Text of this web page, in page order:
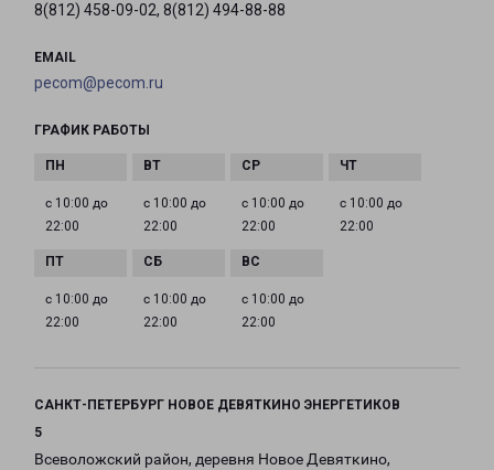
8(812) 458-09-02, 8(812) 494-88-88
EMAIL
pecom@pecom.ru
ГРАФИК РАБОТЫ
с 10:00 до
22:00
с 10:00 до
22:00
с 10:00 до
22:00
с 10:00 до
22:00
с 10:00 до
22:00
с 10:00 до
22:00
с 10:00 до
22:00
САНКТ-ПЕТЕРБУРГ НОВОЕ ДЕВЯТКИНО ЭНЕРГЕТИКОВ
5
Всеволожский район, деревня Новое Девяткино,